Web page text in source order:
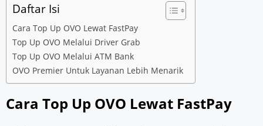
Daftar Isi
Cara Top Up OVO Lewat FastPay
Top Up OVO Melalui Driver Grab
Top Up OVO Melalui ATM Bank
OVO Premier Untuk Layanan Lebih Menarik
Cara Top Up OVO Lewat FastPay